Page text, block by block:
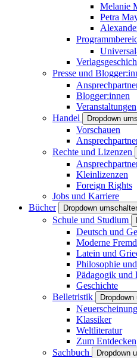
Melanie
Petra
Presse und
Blogger:innen
Veranstaltungen
Handel
Dropdown
Vorschauen
Rechte und Lizenzen
Kleinlizenzen
Foreign Rights
Jobs und Karriere
Bücher
Dropdown
Schule und Studium
Deutsch und
Moderne
Latein und
Philosophie
Pädagogik und
Geschichte
Belletristik
Klassiker
Weltliteratur
Zum Entdecken
Sachbuch
Dropdown